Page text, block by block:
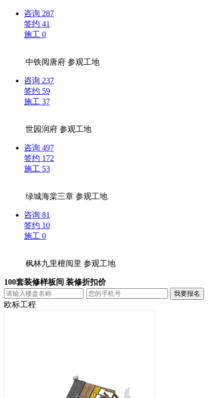
咨询 287
签约 41
施工 0
中铁阅唐府参观工地
咨询 237
签约 59
施工 37
世园润府参观工地
咨询 497
签约 172
施工 53
绿城海棠三章参观工地
咨询 81
签约 10
施工 0
枫林九里檀阅里参观工地
100套装修样板间 装修折扣价
欧标工程